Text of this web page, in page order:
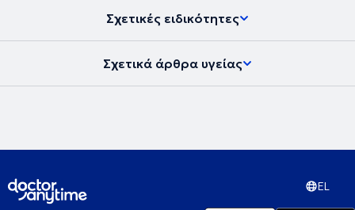
Σχετικές ειδικότητες
Σχετικά άρθρα υγείας
EL